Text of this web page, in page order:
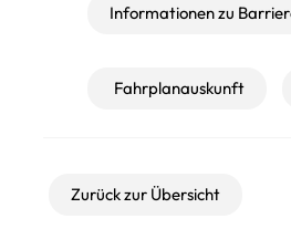
Informationen zu
Fahrplanauskunft
Zurück zur Übersicht